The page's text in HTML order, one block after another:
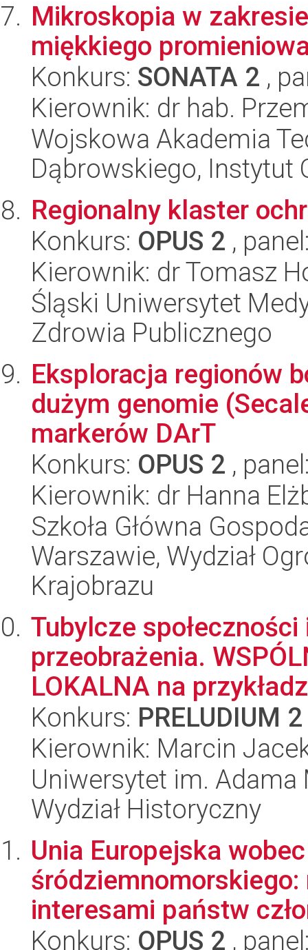
Mikroskopia w
miękkiego
Konkurs: SONATA 2 ,
Kierownik: dr hab.
Wojskowa Akademia
Dąbrowskiego, Instytut
Regionalny klaster
Konkurs: OPUS 2 ,
Kierownik: dr Tomasz
Śląski Uniwersytet
Zdrowia Publicznego
Eksploracja regionów
dużym genomie
markerów DArT
Konkurs: OPUS 2 ,
Kierownik: dr Hanna
Szkoła Główna
Warszawie, Wydział
Krajobrazu
Tubylcze
przeobrażenia.
LOKALNA na
Konkurs: PRELUDIUM 2
Kierownik: Marcin
Uniwersytet im.
Wydział Historyczny
Unia Europejska
interesami państw
Konkurs: OPUS 2 ,